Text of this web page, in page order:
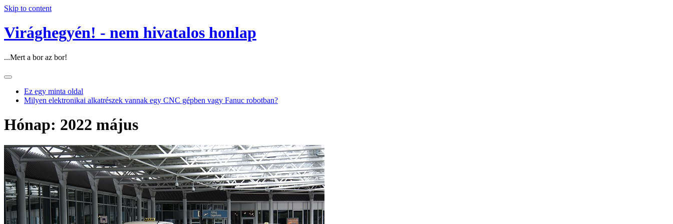
Skip to content
Virághegyén! - nem hivatalos honlap
...Mert a bor az bor!
Ez egy minta oldal
Milyen elektronikai alkatrészek vannak egy CNC gépben vagy Fanuc robotban?
Hónap: 2022 május